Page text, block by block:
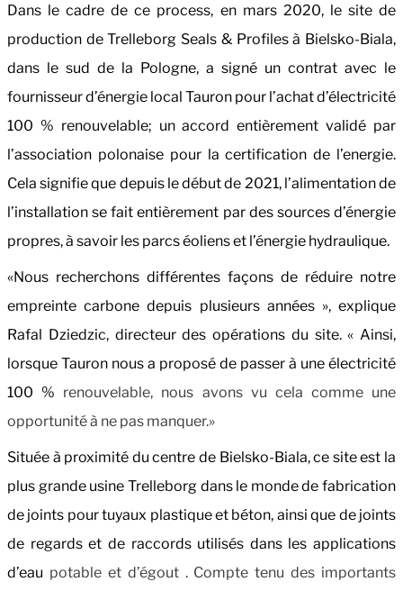
Dans le cadre de ce process, en mars 2020, le site de
production de Trelleborg Seals & Profiles à Bielsko-Biala,
dans le sud de la Pologne, a signé un contrat avec le
fournisseur d’énergie local Tauron pour l’achat d’électricité
100 % renouvelable; un accord entièrement validé par
l’association polonaise pour la certification de l’energie.
Cela signifie que depuis le début de 2021, l’alimentation de
l’installation se fait entièrement par des sources d’énergie
propres, à savoir les parcs éoliens et l’énergie hydraulique.
«Nous recherchons différentes façons de réduire notre
empreinte carbone depuis plusieurs années », explique
Rafal Dziedzic, directeur des opérations du site. « Ainsi,
lorsque Tauron nous a proposé de passer à une électricité
100 % renouvelable, nous avons vu cela comme une
opportunité à ne pas manquer.»
Située à proximité du centre de Bielsko-Biala,ce site est la
plus grande usine Trelleborg dans le monde de fabrication
de joints pour tuyaux plastique et béton, ainsi que de joints
de regards et de raccords utilisés dans les applications
d’eau potable et d’égout . Compte tenu des importants